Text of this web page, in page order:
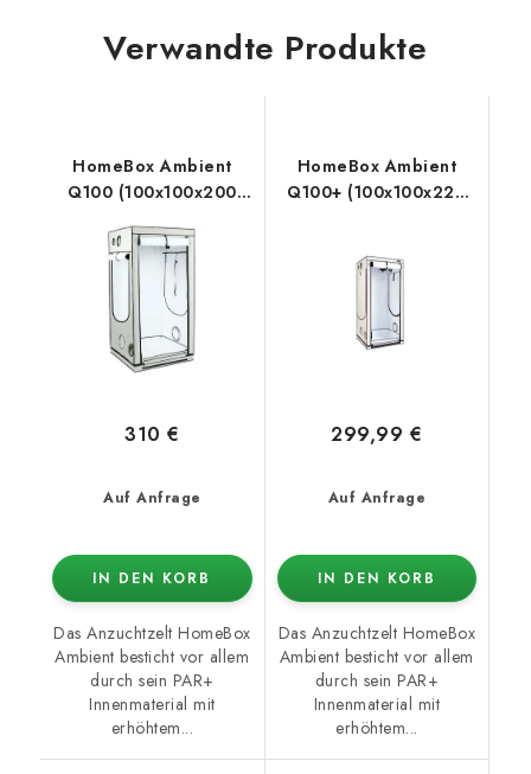
Verwandte Produkte
HomeBox Ambient
Q100 (100x100x200
Auf Anfrage
310 €
IN DEN KORB
Das Anzuchtzelt HomeBox
Ambient besticht vor allem
durch sein PAR+
Innenmaterial mit
erhöhtem...
HomeBox Ambient
Q100+ (100x100x220
Auf Anfrage
299,99 €
IN DEN KORB
Das Anzuchtzelt HomeBox
Ambient besticht vor allem
durch sein PAR+
Innenmaterial mit
erhöhtem...